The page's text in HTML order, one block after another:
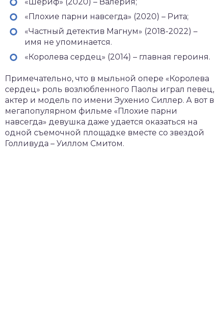
«Плохие парни навсегда» (2020) – Рита;
«Частный детектив Магнум» (2018-2022) –
имя не упоминается.
«Королева сердец» (2014) – главная героиня.
Примечательно, что в мыльной опере «Королева
сердец» роль возлюбленного Паолы играл певец,
актер и модель по имени Эухенио Силлер. А вот в
мегапопулярном фильме «Плохие парни
навсегда» девушка даже удается оказаться на
одной съемочной площадке вместе со звездой
Голливуда – Уиллом Смитом.